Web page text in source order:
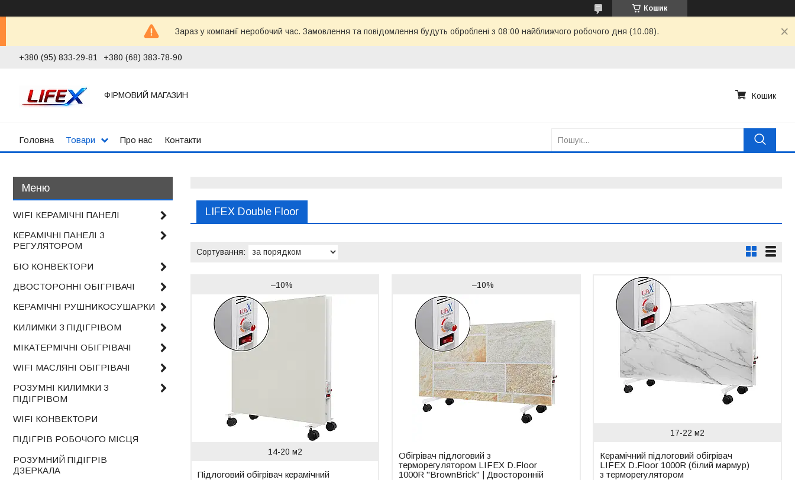
Кошик
Зараз у компанії неробочий час. Замовлення та повідомлення будуть оброблені з 08:00 найближчого робочого дня (10.08).
+380 (95) 833-29-81 +380 (68) 383-78-90
ФІРМОВИЙ МАГАЗИН Кошик
Головна Товари Про нас Контакти
LIFEX Double Floor
–10%
14-20 м2
Підлоговий обігрівач керамічний
–10%
Обігрівач підлоговий з
терморегулятором LIFEX D.Floor
1000R "BrownBrick" | Двосторонній
17-22 м2
Керамічний підлоговий обігрівач
LIFEX D.Floor 1000R (білий мармур)
з терморегулятором
WIFI КЕРАМІЧНІ ПАНЕЛІ
КЕРАМІЧНІ ПАНЕЛІ З
РЕГУЛЯТОРОМ
БІО КОНВЕКТОРИ
ДВОСТОРОННІ ОБІГРІВАЧІ
КЕРАМІЧНІ РУШНИКОСУШАРКИ
КИЛИМКИ З ПІДІГРІВОМ
МІКАТЕРМІЧНІ ОБІГРІВАЧІ
WIFI МАСЛЯНІ ОБІГРІВАЧІ
РОЗУМНІ КИЛИМКИ З
ПІДІГРІВОМ
WIFI КОНВЕКТОРИ
ПІДІГРІВ РОБОЧОГО МІСЦЯ
РОЗУМНИЙ ПІДІГРІВ
ДЗЕРКАЛА